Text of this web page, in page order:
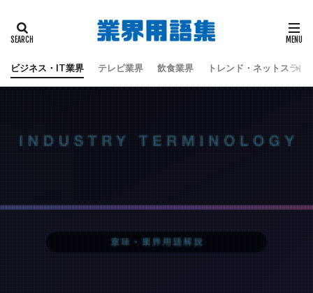
ビジネス・IT業界 テレビ業界 飲食業界 トレンド・ネットスラン
地震 天童よしみ
江戸時代
黒田六彦